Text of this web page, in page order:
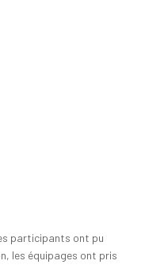
participants ont pu
les équipages ont pris